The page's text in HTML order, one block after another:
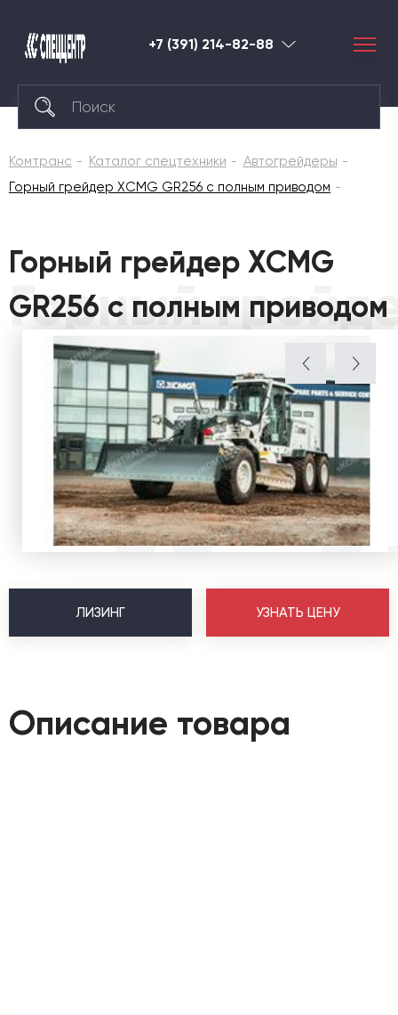
+7 (391) 214-82-88 Красноярск
Комтранс Каталог спецтехники
Автогрейдеры
Горный грейдер XCMG GR256 c полным приводом
Горный
Горный грейдер XCMG
GR256 c полным приводом
ЛИЗИНГ УЗНАТЬ ЦЕНУ
Описание товара